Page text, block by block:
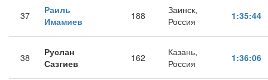
37
Раиль
Имамиев
188
Заинск,
Россия
1:35:44
38
Руслан
Сазгиев
162
Казань,
Россия
1:36:06